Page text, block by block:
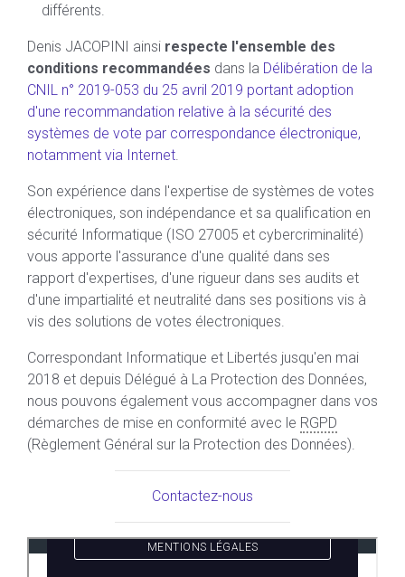
différents.
Denis JACOPINI ainsi respecte l'ensemble des
conditions recommandées dans la Délibération de la
CNIL n° 2019-053 du 25 avril 2019 portant adoption
d'une recommandation relative à la sécurité des
systèmes de vote par correspondance électronique,
notamment via Internet.
Son expérience dans l'expertise de systèmes de votes
électroniques, son indépendance et sa qualification en
sécurité Informatique (ISO 27005 et cybercriminalité)
vous apporte l'assurance d'une qualité dans ses
rapport d'expertises, d'une rigueur dans ses audits et
d'une impartialité et neutralité dans ses positions vis à
vis des solutions de votes électroniques.
Correspondant Informatique et Libertés jusqu'en mai
2018 et depuis Délégué à La Protection des Données,
nous pouvons également vous accompagner dans vos
démarches de mise en conformité avec le RGPD
(Règlement Général sur la Protection des Données).
Contactez-nous